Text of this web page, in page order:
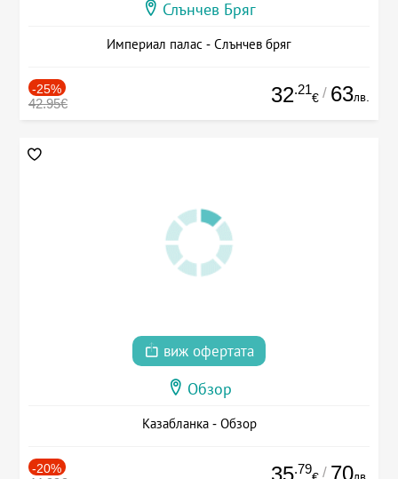
Слънчев Бряг
Империал палас - Слънчев бряг
-25%
42.95€ 32.21
€ / 63лв.
виж офертата
Обзор
Казабланка - Обзор
-20% 35.79 / 70лв.